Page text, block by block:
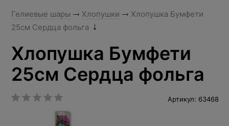
Гелиевые шары Хлопушки
Хлопушка Бумфети
25см Сердца фольга
Хлопушка Бумфети
25см Сердца фольга
Артикул: 63468